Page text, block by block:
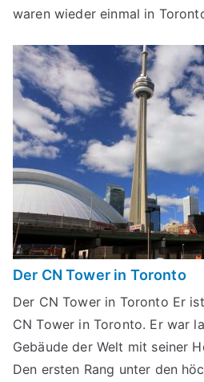
waren wieder einmal in
Der CN Tower in Toronto
Der CN Tower in Toronto Er
CN Tower in Toronto. Er war
Gebäude der Welt mit seiner
Den ersten Rang unter den